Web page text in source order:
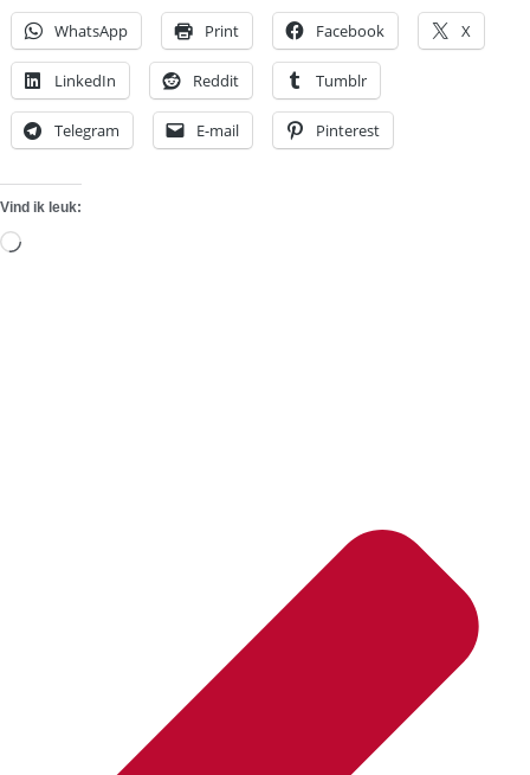
WhatsApp Print Facebook X
LinkedIn Reddit Tumblr
Telegram E-mail Pinterest
Vind ik leuk:
Aan